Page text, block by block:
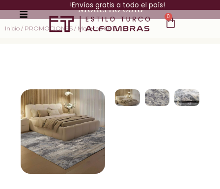
!Envíos gratis a todo el país!
0
Moderno 8813
Inicio / PROMOCIONES / Moderno 8813